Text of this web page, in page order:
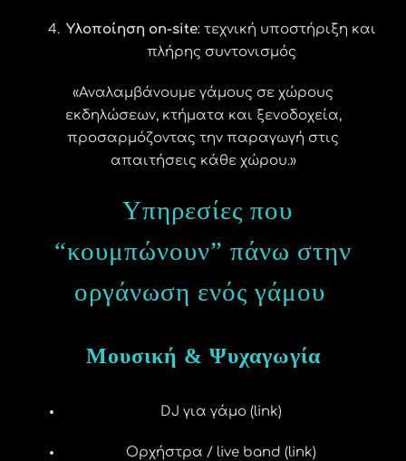
Υλοποίηση on-site: τεχνική υποστήριξη και
πλήρης συντονισμός
«Αναλαμβάνουμε γάμους σε χώρους
εκδηλώσεων, κτήματα και ξενοδοχεία,
προσαρμόζοντας την παραγωγή στις
απαιτήσεις κάθε χώρου.»
Υπηρεσίες που
“κουμπώνουν” πάνω στην
οργάνωση ενός γάμου
Μουσική & Ψυχαγωγία
DJ για γάμο (link)
Ορχήστρα / live band (link)